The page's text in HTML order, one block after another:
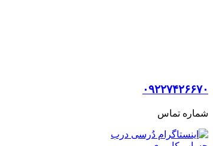
۰۹۲۲۷۴۲۶۶۷۰
شماره تماس